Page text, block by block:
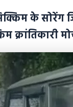
के सोरेंग
क्रांतिकारी